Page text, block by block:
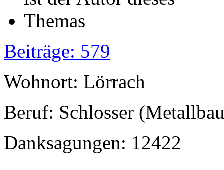
Beiträge: 579
Wohnort: Lörrach
Beruf: Schlosser
Danksagungen: 12422